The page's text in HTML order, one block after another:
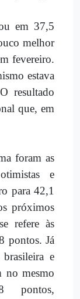
em 37,5
melhor
fevereiro.
estava
resultado
que, em
foram as
e
para 42,1
próximos
refere às
pontos. Já
e
no mesmo
pontos,